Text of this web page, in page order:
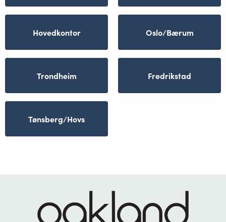
Hovedkontor Oslo/Bærum
Trondheim Fredrikstad
Tønsberg/Hovs